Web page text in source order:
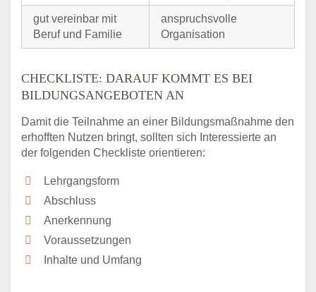
gut vereinbar mit
Beruf und Familie
anspruchsvolle
Organisation
CHECKLISTE: DARAUF KOMMT ES BEI
BILDUNGSANGEBOTEN AN
Damit die Teilnahme an einer Bildungsmaßnahme den
erhofften Nutzen bringt, sollten sich Interessierte an
der folgenden Checkliste orientieren:
Lehrgangsform
Abschluss
Anerkennung
Voraussetzungen
Inhalte und Umfang